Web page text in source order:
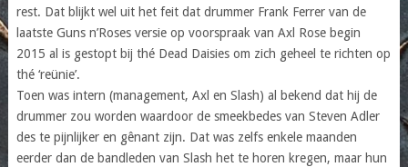
rest. Dat blijkt wel uit het feit dat drummer Frank Ferrer van de
laatste Guns n’Roses versie op voorspraak van Axl Rose begin
2015 al is gestopt bij thé Dead Daisies om zich geheel te richten op
thé ‘reünie’.
Toen was intern (management, Axl en Slash) al bekend dat hij de
drummer zou worden waardoor de smeekbedes van Steven Adler
des te pijnlijker en gênant zijn. Dat was zelfs enkele maanden
eerder dan de bandleden van Slash het te horen kregen, maar hun